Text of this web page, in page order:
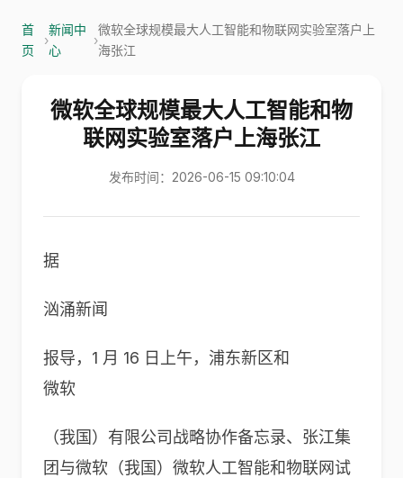
首
页
›
新闻中
心
›
微软全球规模最大人工智能和物联网实验室落户上
海张江
微软全球规模最大人工智能和物
联网实验室落户上海张江
发布时间：2026-06-15 09:10:04
据
汹涌新闻
报导，1 月 16 日上午，浦东新区和
微软
（我国）有限公司战略协作备忘录、张江集
团与微软（我国）微软人工智能和物联网试